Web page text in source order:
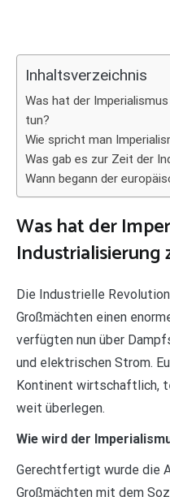
Inhaltsverzeichnis
Was hat der
tun?
Wie spricht man
Was gab es zur Zeit der
Wann begann der
Was hat der
Industrialisierung
Die Industrielle
Großmächten einen
verfügten nun über
und elektrischen Strom.
Kontinent wirtschaftlich,
weit überlegen.
Wie wird der
Gerechtfertigt wurde die
Großmächten mit dem